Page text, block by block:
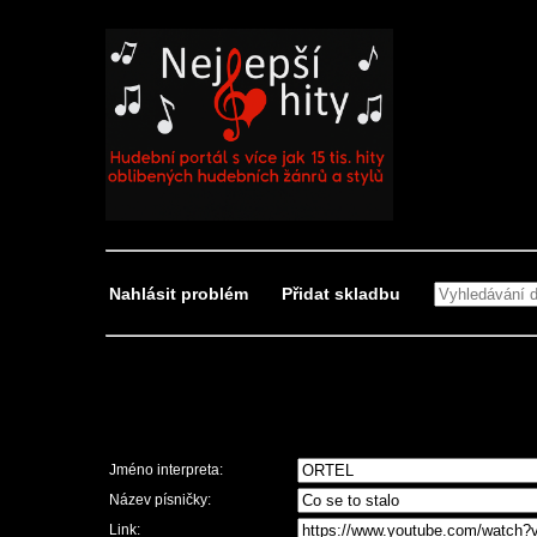
Nahlásit problém Přidat skladbu
Jméno interpreta:
Název písničky:
Link: